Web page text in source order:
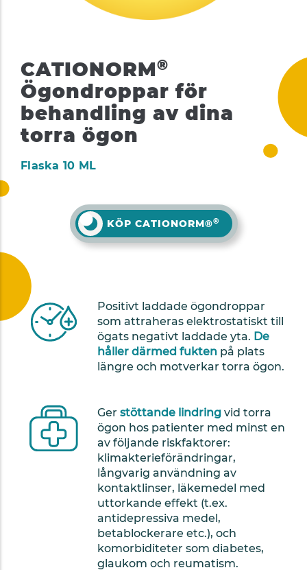
Flaska 10 ML
CATIONORM®
Ögondroppar för
behandling av dina
torra ögon
KÖP CATIONORM®®
Positivt laddade ögondroppar
som attraheras elektrostatiskt till
ögats negativt laddade yta. De
håller därmed fukten på plats
längre och motverkar torra ögon.
Ger stöttande lindring vid torra
ögon hos patienter med minst en
av följande riskfaktorer:
klimakterieförändringar,
långvarig användning av
kontaktlinser, läkemedel med
uttorkande effekt (t.ex.
antidepressiva medel,
betablockerare etc.), och
komorbiditeter som diabetes,
glaukom och reumatism.